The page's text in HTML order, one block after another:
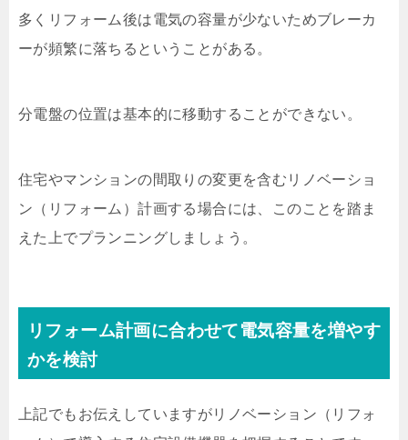
多くリフォーム後は電気の容量が少ないためブレーカ
ーが頻繁に落ちるということがある。
分電盤の位置は基本的に移動することができない。
住宅やマンションの間取りの変更を含むリノベーショ
ン（リフォーム）計画する場合には、このことを踏ま
えた上でプランニングしましょう。
リフォーム計画に合わせて電気容量を増やす
かを検討
上記でもお伝えしていますがリノベーション（リフォ